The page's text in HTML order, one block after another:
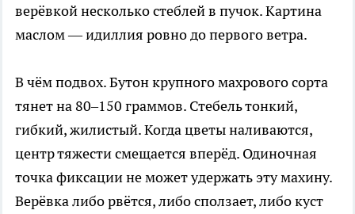
верёвкой несколько стеблей в пучок. Картина
маслом — идиллия ровно до первого ветра.
В чём подвох. Бутон крупного махрового сорта
тянет на 80–150 граммов. Стебель тонкий,
гибкий, жилистый. Когда цветы наливаются,
центр тяжести смещается вперёд. Одиночная
точка фиксации не может удержать эту махину.
Верёвка либо рвётся, либо сползает, либо куст